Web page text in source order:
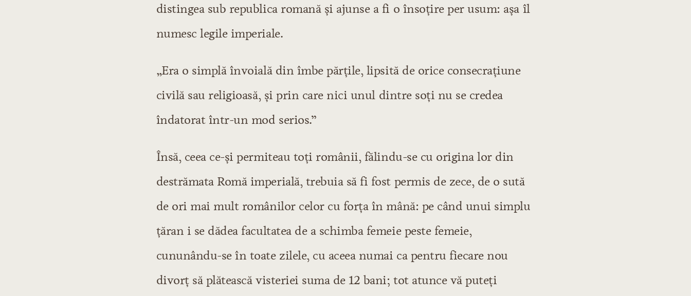
distingea sub republica romană şi ajunse a fi o însoţire per usum: aşa îl
numesc legile imperiale.
„Era o simplă învoială din îmbe părţile, lipsită de orice consecraţiune
civilă sau religioasă, şi prin care nici unul dintre soţi nu se credea
îndatorat într-un mod serios.”
Însă, ceea ce-şi permiteau toţi românii, fălindu-se cu origina lor din
destrămata Romă imperială, trebuia să fi fost permis de zece, de o sută
de ori mai mult românilor celor cu forţa în mână: pe când unui simplu
ţăran i se dădea facultatea de a schimba femeie peste femeie,
cununându-se în toate zilele, cu aceea numai ca pentru fiecare nou
divorţ să plătească visteriei suma de 12 bani; tot atunce vă puteţi